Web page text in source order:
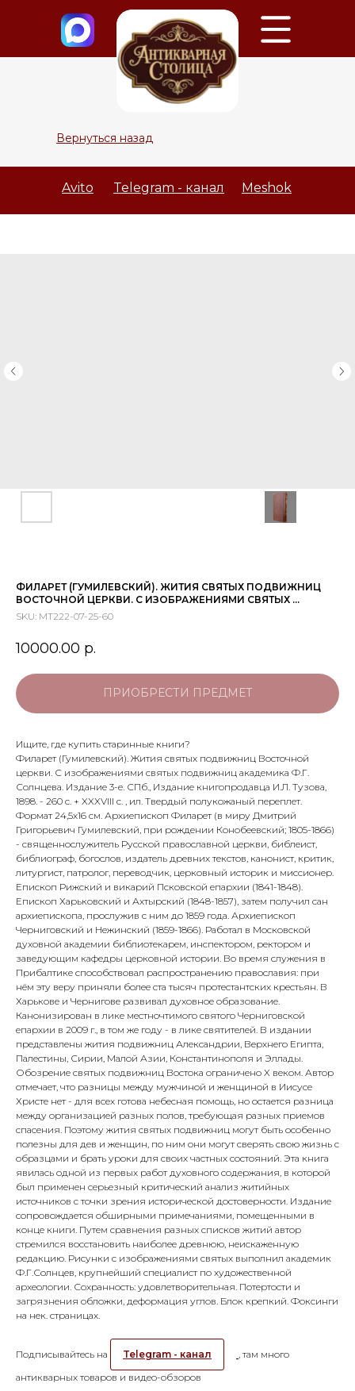
Вернуться назад
Meshok
Avito Telegram - канал
ФИЛАРЕТ (ГУМИЛЕВСКИЙ). ЖИТИЯ СВЯТЫХ ПОДВИЖНИЦ
ВОСТОЧНОЙ ЦЕРКВИ. С ИЗОБРАЖЕНИЯМИ СВЯТЫХ ...
SKU: МТ222-07-25-60
10000.00 р.
ПРИОБРЕСТИ ПРЕДМЕТ
Ищите, где купить старинные книги?
Филарет (Гумилевский). Жития святых подвижниц Восточной
церкви. С изображениями святых подвижниц академика Ф.Г.
Солнцева. Издание 3-е. СПб., Издание книгопродавца И.Л. Тузова,
1898. - 260 с. + XXXVIII с. , ил. Твердый полукожаный переплет.
Формат 24,5х16 см. Архиепископ Филарет (в миру Дмитрий
Григорьевич Гумилевский, при рождении Конобеевский; 1805-1866)
- священнослужитель Русской православной церкви, библеист,
библиограф, богослов, издатель древних текстов, канонист, критик,
литургист, патролог, переводчик, церковный историк и миссионер.
Епископ Рижский и викарий Псковской епархии (1841-1848).
Епископ Харьковский и Ахтырский (1848-1857), затем получил сан
архиепископа, прослужив с ним до 1859 года. Архиепископ
Черниговский и Нежинский (1859-1866). Работал в Московской
духовной академии библиотекарем, инспектором, ректором и
заведующим кафедры церковной истории. Во время служения в
Прибалтике способствовал распространению православия: при
нём эту веру приняли более ста тысяч протестантских крестьян. В
Харькове и Чернигове развивал духовное образование.
Канонизирован в лике местночтимого святого Черниговской
епархии в 2009 г., в том же году - в лике святителей. В издании
представлены жития подвижниц Александрии, Верхнего Египта,
Палестины, Сирии, Малой Азии, Константинополя и Эллады.
Обозрение святых подвижниц Востока ограничено X веком. Автор
отмечает, что разницы между мужчиной и женщиной в Иисусе
Христе нет - для всех готова небесная помощь, но остается разница
между организацией разных полов, требующая разных приемов
спасения. Поэтому жития святых подвижниц могут быть особенно
полезны для дев и женщин, по ним они могут сверять свою жизнь с
образцами и брать уроки для своих частных состояний. Эта книга
явилась одной из первых работ духовного содержания, в которой
был применен серьезный критический анализ житийных
источников с точки зрения исторической достоверности. Издание
сопровождается обширными примечаниями, помещенными в
конце книги. Путем сравнения разных списков житий автор
стремился восстановить наиболее древнюю, неискаженную
редакцию. Рисунки с изображениями святых выполнил академик
Ф.Г.Солнцев, крупнейший специалист по художественной
археологии. Сохранность: удовлетворительная. Потертости и
загрязнения обложки, деформация углов. Блок крепкий. Фоксинги
на нек. страницах.
Подписывайтесь на Telegram - канал
, там много
антикварных товаров и видео-обзоров